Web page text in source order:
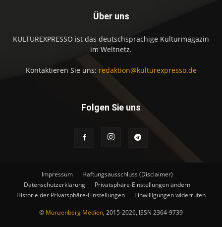
Über uns
KULTUREXPRESSO ist das deutschsprachige Kulturmagazin
im Weltnetz.
Kontaktieren Sie uns: redaktion@kulturexpresso.de
Folgen Sie uns
Impressum
Haftungsausschluss (Disclaimer)
Datenschutzerklärung
Privatsphäre-Einstellungen ändern
Historie der Privatsphäre-Einstellungen
Einwilligungen widerrufen
© Münzenberg Medien, 2015-2026, ISSN 2364-9739